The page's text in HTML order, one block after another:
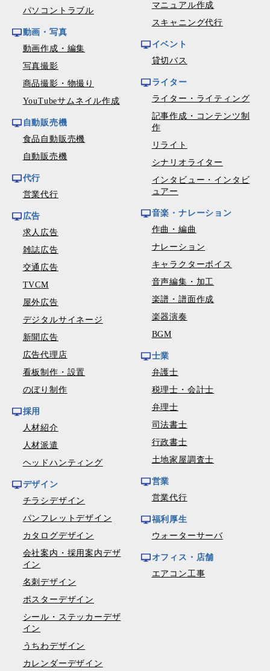
パソコントラブル
動画・写真
動画作成・編集
写真撮影
商品撮影・物撮り
YouTubeサムネイル作成
自動販売機
食品自動販売機
自動販売機
代行
営業代行
広告
求人広告
雑誌広告
交通広告
TVCM
屋外広告
デジタルサイネージ
新聞広告
広告代理店
看板制作・設置
のぼり制作
採用
人材紹介
人材派遣
ヘッドハンティング
デザイン
チラシデザイン
パンフレットデザイン
カタログデザイン
会社案内・採用案内デザ
イン
名刺デザイン
ポスターデザイン
シール・ステッカーデザ
イン
うちわデザイン
カレンダーデザイン
マニュアル作成
スキャニング代行
イベント
貸切バス
ライター
ライター・ライティング
記事作成・コンテンツ制
作
リライト
シナリオライター
インタビュー・インタビ
ュアー
音楽・ナレーション
作曲・編曲
ナレーション
キャラクターボイス
音声編集・加工
楽譜・譜面作成
楽器演奏
BGM
士業
弁護士
税理士・会計士
弁理士
司法書士
行政書士
土地家屋調査士
営業
営業代行
福利厚生
ウォーターサーバ
オフィス・店舗
エアコン工事